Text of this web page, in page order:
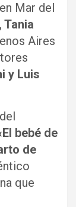
Mar del
Tania
Aires
y Luis
bebé de
de
que